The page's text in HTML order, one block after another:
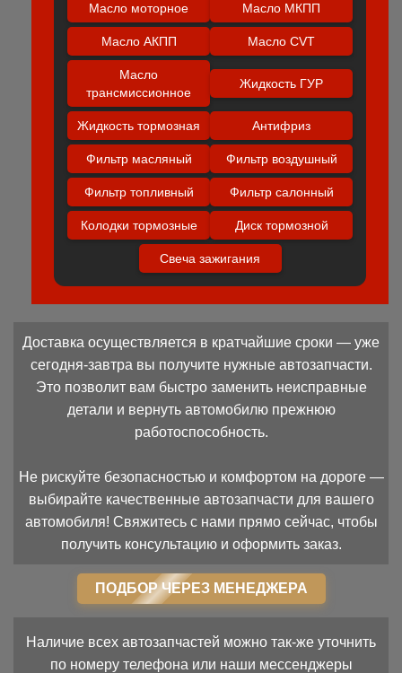
Масло моторное Масло МКПП
Масло АКПП Масло CVT
Масло
трансмиссионное
Жидкость ГУР
Жидкость тормозная Антифриз
Фильтр масляный Фильтр воздушный
Фильтр топливный Фильтр салонный
Колодки тормозные Диск тормозной
Свеча зажигания
Доставка осуществляется в кратчайшие сроки — уже
сегодня-завтра вы получите нужные автозапчасти.
Это позволит вам быстро заменить неисправные
детали и вернуть автомобилю прежнюю
работоспособность.
Не рискуйте безопасностью и комфортом на дороге —
выбирайте качественные автозапчасти для вашего
автомобиля! Свяжитесь с нами прямо сейчас, чтобы
получить консультацию и оформить заказ.
ПОДБОР ЧЕРЕЗ МЕНЕДЖЕРА
Наличие всех автозапчастей можно так-же уточнить
по номеру телефона или наши мессенджеры